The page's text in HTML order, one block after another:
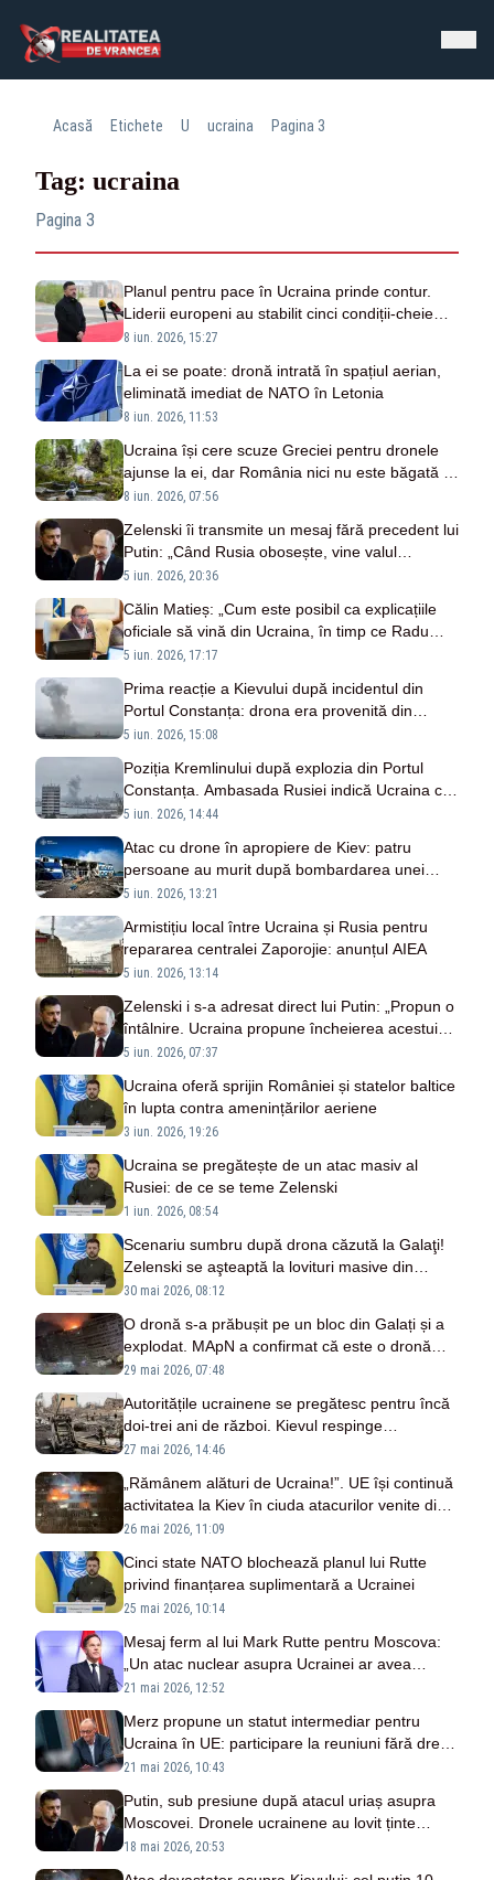
Acasă Etichete U ucraina Pagina 3
Tag: ucraina
Pagina 3
Planul pentru pace în Ucraina prinde contur.
Liderii europeni au stabilit cinci condiții-cheie
pentru un acord cu Rusia
8 iun. 2026, 15:27
La ei se poate: dronă intrată în spațiul aerian,
eliminată imediat de NATO în Letonia
8 iun. 2026, 11:53
Ucraina își cere scuze Greciei pentru dronele
ajunse la ei, dar România nici nu este băgată în
seamă
8 iun. 2026, 07:56
Zelenski îi transmite un mesaj fără precedent lui
Putin: „Când Rusia obosește, vine valul
schimbării”
5 iun. 2026, 20:36
Călin Matieș: „Cum este posibil ca explicațiile
oficiale să vină din Ucraina, în timp ce Radu
Miruță și Oana Țoiu nu găsesc de cuviință să se
5 iun. 2026, 17:17
Prima reacție a Kievului după incidentul din
Portul Constanța: drona era provenită din
Ucraina
5 iun. 2026, 15:08
Poziția Kremlinului după explozia din Portul
Constanța. Ambasada Rusiei indică Ucraina ca
drept responsabilă
5 iun. 2026, 14:44
Atac cu drone în apropiere de Kiev: patru
persoane au murit după bombardarea unei
fabrici care produce lapte praf pentru bebeluși
5 iun. 2026, 13:21
Armistițiu local între Ucraina și Rusia pentru
repararea centralei Zaporojie: anunțul AIEA
5 iun. 2026, 13:14
Zelenski i s-a adresat direct lui Putin: „Propun o
întâlnire. Ucraina propune încheierea acestui
război”
5 iun. 2026, 07:37
Ucraina oferă sprijin României și statelor baltice
în lupta contra amenințărilor aeriene
3 iun. 2026, 19:26
Ucraina se pregătește de un atac masiv al
Rusiei: de ce se teme Zelenski
1 iun. 2026, 08:54
Scenariu sumbru după drona căzută la Galaţi!
Zelenski se aşteaptă la lovituri masive din
partea Rusiei
30 mai 2026, 08:12
O dronă s-a prăbușit pe un bloc din Galați și a
explodat. MApN a confirmat că este o dronă
rusească Geran 2 - VIDEO
29 mai 2026, 07:48
Autoritățile ucrainene se pregătesc pentru încă
doi-trei ani de război. Kievul respinge
informațiile și vorbește despre „dezinformare”
27 mai 2026, 14:46
„Rămânem alături de Ucraina!”. UE își continuă
activitatea la Kiev în ciuda atacurilor venite din
partea Rusiei
26 mai 2026, 11:09
Cinci state NATO blochează planul lui Rutte
privind finanțarea suplimentară a Ucrainei
25 mai 2026, 10:14
Mesaj ferm al lui Mark Rutte pentru Moscova:
„Un atac nuclear asupra Ucrainei ar avea
consecințe devastatoare”
21 mai 2026, 12:52
Merz propune un statut intermediar pentru
Ucraina în UE: participare la reuniuni fără drept
de vot
21 mai 2026, 10:43
Putin, sub presiune după atacul uriaș asupra
Moscovei. Dronele ucrainene au lovit ținte
strategice
18 mai 2026, 20:53